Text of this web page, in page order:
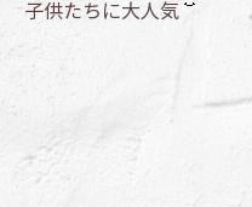
子供たちに大人気